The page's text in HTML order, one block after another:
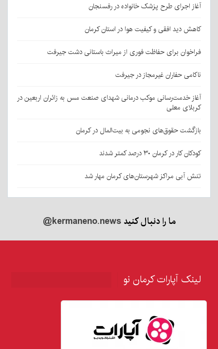
آغاز اجرای طرح پزشک خانواده در رفسنجان
کاهش دید افقی و کیفیت هوا در استان کرمان
فراخوان برای حفاظت فوری از میراث باستانی دشت جیرفت
ناکامی حفاران غیرمجاز در جیرفت
آغاز خدمت‌رسانی موکب درمانی شهدای صنعت مس به زائران اربعین در
کربلای معلی
بازگشت حقوق‌های نجومی به بیت‌المال در کرمان
کودکان کار در کرمان ۳۰ درصد کمتر شدند
تنش آبی مراکز شهرستان‌های کرمان مهار شد
ما را دنبال کنید@kermaneno.news
لینک آپارات کرمان نو